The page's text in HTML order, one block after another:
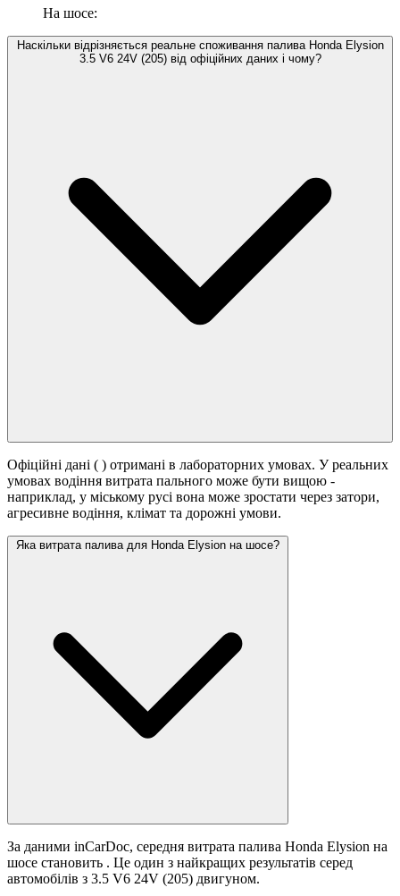
На шосе:
Наскільки відрізняється реальне споживання палива Honda Elysion
3.5 V6 24V (205) від офіційних даних і чому?
Офіційні дані ( ) отримані в лабораторних умовах. У реальних
умовах водіння витрата пального може бути вищою -
наприклад, у міському русі вона може зростати через затори,
агресивне водіння, клімат та дорожні умови.
Яка витрата палива для Honda Elysion на шосе?
За даними inCarDoc, середня витрата палива Honda Elysion на
шосе становить . Це один з найкращих результатів серед
автомобілів з 3.5 V6 24V (205) двигуном.